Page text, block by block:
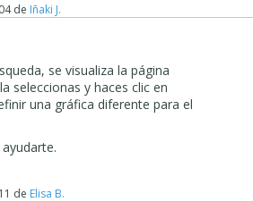
de Iñaki J.
se visualiza la página
seleccionas y haces clic en
una gráfica diferente para el
de Elisa B.